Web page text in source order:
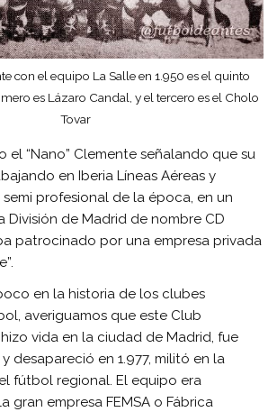
con el equipo La Salle en 1.950 es el quinto
es Lázaro Candal, y el tercero es el Cholo
Tovar
el “Nano” Clemente señalando que su
en Iberia Líneas Aéreas y
profesional de la época, en un
División de Madrid de nombre CD
patrocinado por una empresa privada
en la historia de los clubes
averiguamos que este Club
vida en la ciudad de Madrid, fue
desapareció en 1.977, militó en la
fútbol regional. El equipo era
gran empresa FEMSA o Fábrica